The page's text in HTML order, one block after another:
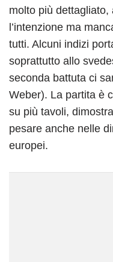
molto più dettagliato,
l’intenzione ma
tutti. Alcuni indizi
soprattutto allo
seconda battuta ci
Weber). La partita è
su più tavoli,
pesare anche nelle
europei.